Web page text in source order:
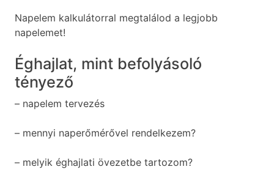
Napelem kalkulátorral megtalálod a legjobb
napelemet!
Éghajlat, mint befolyásoló
tényező
– napelem tervezés
– mennyi naperőmérővel rendelkezem?
– melyik éghajlati övezetbe tartozom?